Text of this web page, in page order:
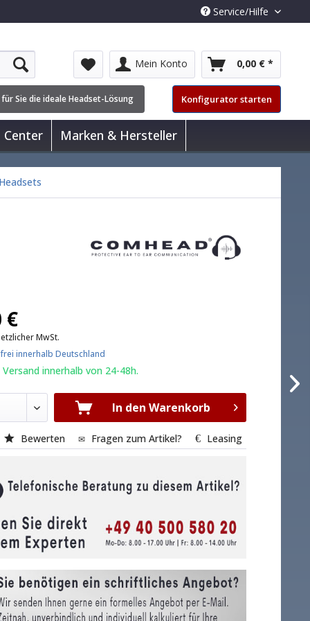
Service/Hilfe
Mein Konto 0,00 € *
Sie die ideale Headset-Lösung Konfigurator starten
Marken & Hersteller
€
MwSt.
innerhalb Deutschland
innerhalb von 24-48h.
In den Warenkorb
Bewerten Fragen zum Artikel? Leasing